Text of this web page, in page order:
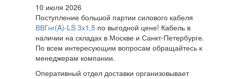
10 июля 2026
Поступление большой партии силового кабеля
ВВГнг(A)-LS 3х1,5 по выгодной цене! Кабель в
наличии на складах в Москве и Санкт-Петербурге.
По всем интересующим вопросам обращайтесь к
менеджерам компании.
Оперативный отдел доставки организовывает